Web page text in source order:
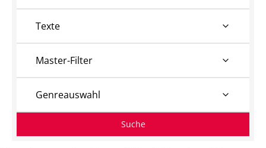
Texte
Master-Filter
Genreauswahl
Suche